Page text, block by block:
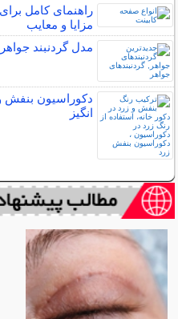
راهنمای کامل
مزایا و معایب
مدل گردنبند جواهر
دکوراسیون بنفش
انگیز